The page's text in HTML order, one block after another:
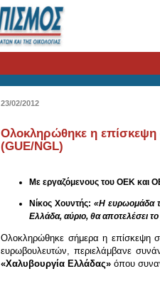
23/02/2012
Ολοκληρώθηκε η επίσκεψη
(GUE/NGL)
Με εργαζόμενους του ΟΕΚ και
Νίκος Χουντής: «Η ευρωομάδα
Ελλάδα, αύριο, θα αποτελέσει
Ολοκληρώθηκε σήμερα η επίσκεψη
ευρωβουλευτών, περιελάμβανε
«Χαλυβουργία Ελλάδας» όπου